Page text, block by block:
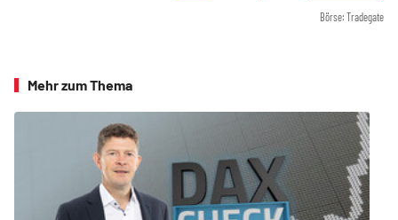
Börse: Tradegate
Mehr zum Thema